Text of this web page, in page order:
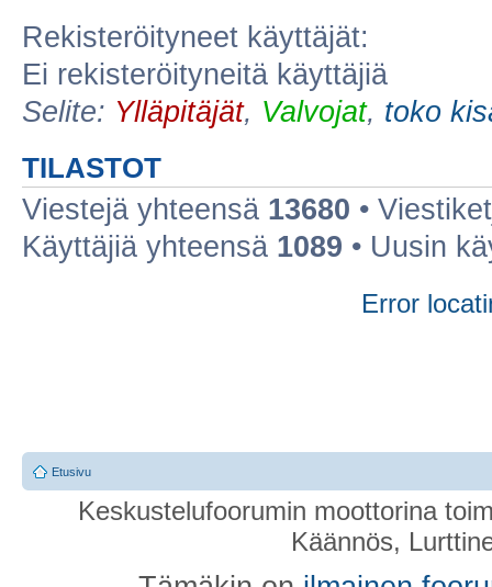
Rekisteröityneet käyttäjät:
Ei rekisteröityneitä käyttäjiä
Selite: Ylläpitäjät, Valvojat, toko
TILASTOT
Viestejä yhteensä 13680 •
Käyttäjiä yhteensä 1089 • Uusin
Error
Etusivu
Keskustelufoorumin moottorina
Käännös,